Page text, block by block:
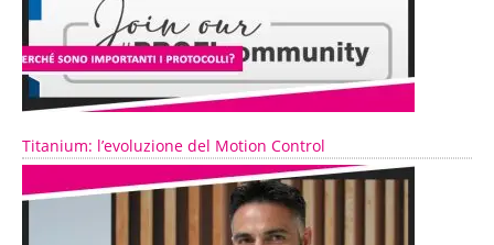
Titanium: l’evoluzione del Motion Control